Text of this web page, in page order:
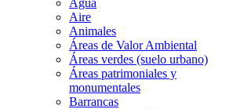
Agua
Aire
Animales
Áreas de Valor Ambiental
Áreas verdes (suelo urbano)
Áreas patrimoniales y
monumentales
Barrancas